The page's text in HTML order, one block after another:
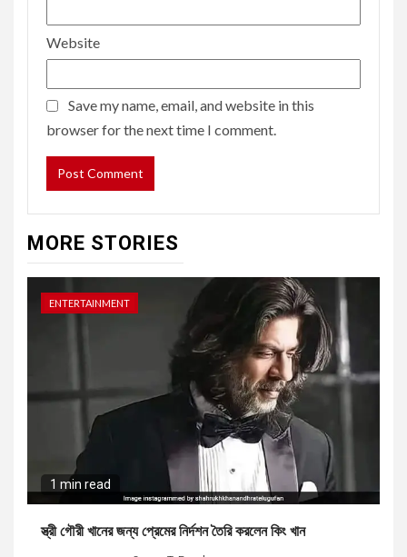
Website
Save my name, email, and website in this
browser for the next time I comment.
MORE STORIES
ENTERTAINMENT
1 min read
স্ত্রী গৌরী খানের জন্য প্রেমের নির্দশন তৈরি করলেন কিং খান